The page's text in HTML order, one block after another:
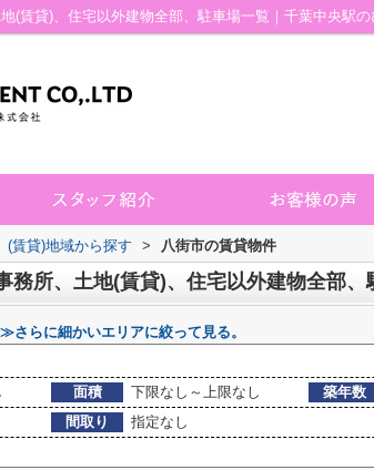
(賃貸)地域から探す > 八街市の賃貸物件
務所、土地(賃貸)、住宅以外建物全部、
≫さらに細かいエリアに絞って見る。
面積 下限なし～上限なし 築年数
間取り
指定なし